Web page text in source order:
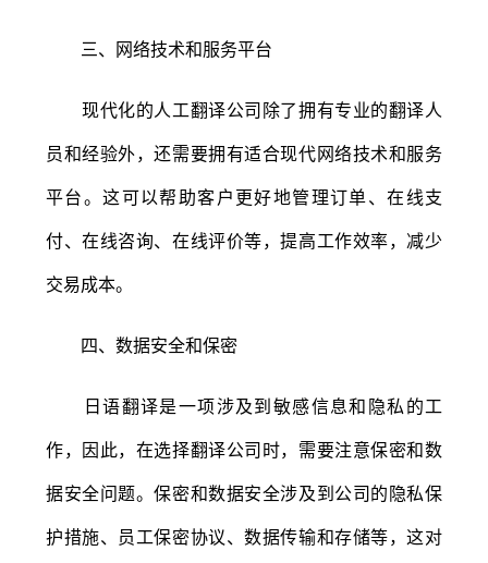
三、网络技术和服务平台
现代化的人工翻译公司除了拥有专业的翻译人
员和经验外，还需要拥有适合现代网络技术和服务
平台。这可以帮助客户更好地管理订单、在线支
付、在线咨询、在线评价等，提高工作效率，减少
交易成本。
四、数据安全和保密
日语翻译是一项涉及到敏感信息和隐私的工
作，因此，在选择翻译公司时，需要注意保密和数
据安全问题。保密和数据安全涉及到公司的隐私保
护措施、员工保密协议、数据传输和存储等，这对